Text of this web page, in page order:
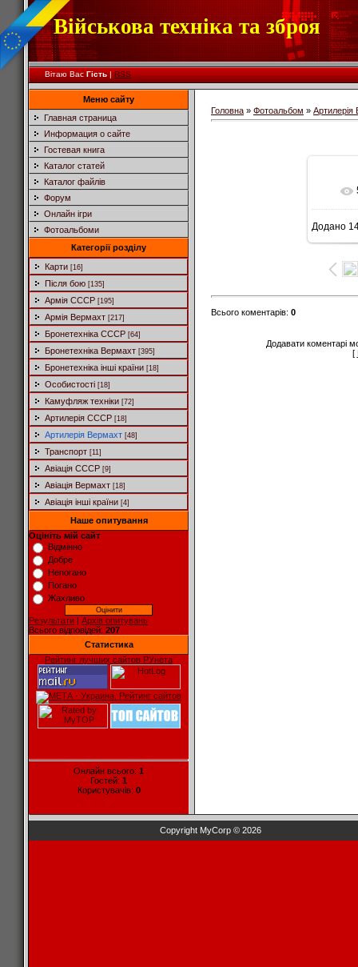
Військова техніка та зброя
Вітаю Вас Гість|RSS
Меню сайту
Главная страница
Информация о сайте
Гостевая книга
Каталог статей
Каталог файлів
Форум
Онлайн ігри
Фотоальбоми
Категорії розділу
Карти [16]
Після бою [135]
Армія СССР [195]
Армія Вермахт [217]
Бронетехніка СССР [64]
Бронетехніка Вермахт [395]
Бронетехніка інші країни [18]
Особистості [18]
Камуфляж техніки [72]
Артилерія СССР [18]
Артилерія Вермахт [48]
Транспорт [11]
Авіація СССР [9]
Авіація Вермахт [18]
Авіація інші країни [4]
Наше опитування
Оцініть мій сайт
Відмінно
Добре
Непогано
Погано
Жахливо
Результати | Архів опитувань
Всього відповідей: 207
Статистика
Рейтинг лучших сайтов РУнета
Онлайн всього: 1
Гостей: 1
Користувачів: 0
Головна » Фотоальбом » Артилерія
Додано
Всього коментарів: 0
Додавати коментарі
[
Copyright MyCorp © 2026